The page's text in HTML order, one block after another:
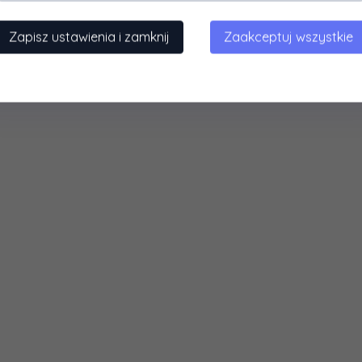
PLN*
29,99 PLN*
6.00 PLN
100,
79
125,99 PLN*
Oszczędzasz 25.20 PLN
75,
Zapisz ustawienia i zamknij Zaakceptuj wszystkie